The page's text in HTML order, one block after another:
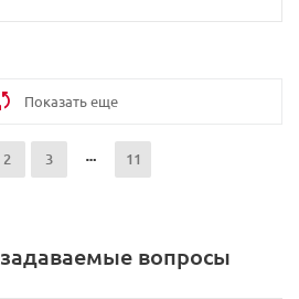
Показать еще
2 3 11
задаваемые вопросы